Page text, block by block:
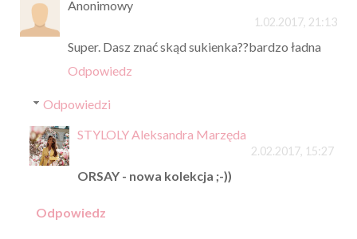
Anonimowy
1.02.2017, 21:13
Super. Dasz znać skąd sukienka??bardzo ładna
Odpowiedz
Odpowiedzi
STYLOLY Aleksandra Marzęda
2.02.2017, 15:27
ORSAY - nowa kolekcja ;-))
Odpowiedz